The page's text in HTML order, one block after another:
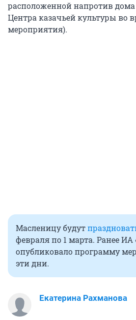
расположенной напротив дома
Центра казачьей культуры во
мероприятия).
Масленицу будут
февраля по 1 марта. Ранее ИА
опубликовало программу
эти дни.
Екатерина Рахманова